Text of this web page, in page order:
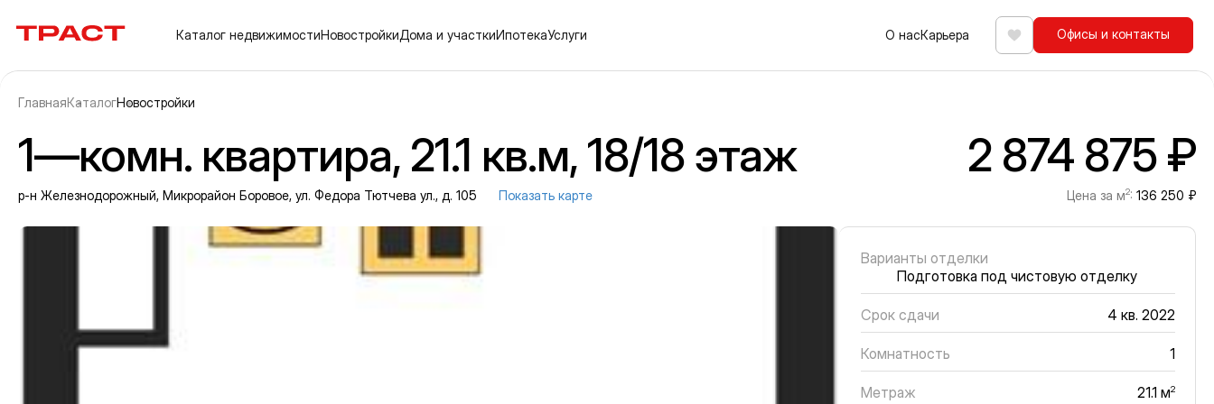
Траст | Служба недвижимости
Каталог недвижимостиНовостройкиДома и участкиИпотекаУслуги О насКарьера Избранное
Офисы и контакты
ГлавнаяКаталогНовостройки
1—комн. квартира, 21.1 кв.м, 18/18 этаж 2 874 875 ₽
р-н Железнодорожный, Микрорайон Боровое, ул. Федора Тютчева ул., д. 105 Показать карте Цена за м2: 136 250 ₽
Информация об объекте
Варианты отделки
Подготовка под чистовую отделку
Срок сдачи 4 кв. 2022
Комнатность 1
Метраж 21.1 м2